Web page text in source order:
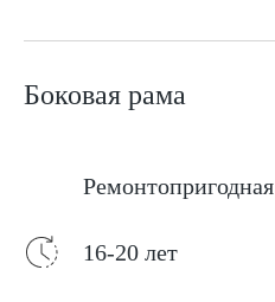
Боковая рама
Ремонтопригодная
16-20 лет